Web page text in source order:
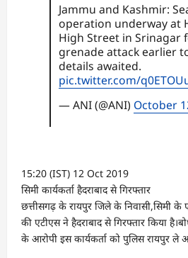
Jammu and Kashmir:
operation underway at
High Street in Srinagar
grenade attack earlier
details awaited.
pic.twitter.com/
— ANI (@ANI) October
15:20 (IST) 12 Oct 2019
सिमी कार्यकर्ता हैदराबाद से गिरफ्तार
छत्तीसगढ़ के रायपुर जिले के निवासी,सिमी के
की एटीएस ने हैदराबाद से गिरफ्तार किया
के आरोपी इस कार्यकर्ता को पुलिस रायपुर ले